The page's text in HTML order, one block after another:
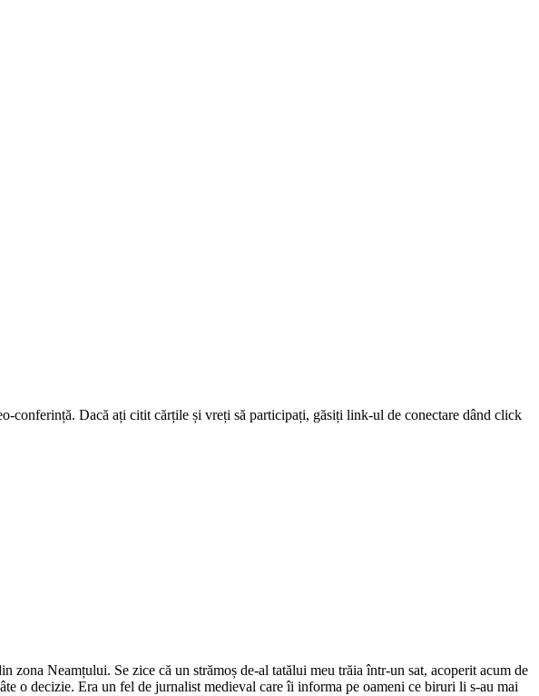
Dacă ați citit cărțile și vreți să participați, găsiți link-ul de conectare dând click
Neamțului. Se zice că un strămoș de-al tatălui meu trăia într-un sat, acoperit acum de
o decizie. Era un fel de jurnalist medieval care îi informa pe oameni ce biruri li s-au mai